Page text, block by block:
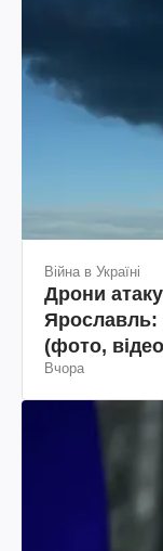
Війна в Україні
Дрони
(фото,
Вчора